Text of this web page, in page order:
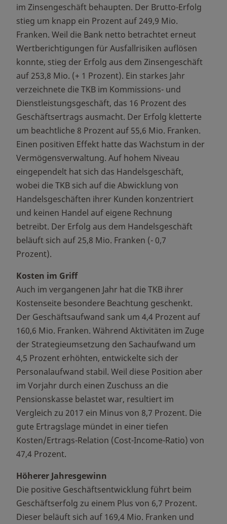
im Zinsengeschäft behaupten. Der Brutto-Erfolg
stieg um knapp ein Prozent auf 249,9 Mio.
Franken. Weil die Bank netto betrachtet erneut
Wertberichtigungen für Ausfallrisiken auflösen
konnte, stieg der Erfolg aus dem Zinsengeschäft
auf 253,8 Mio. (+ 1 Prozent). Ein starkes Jahr
verzeichnete die TKB im Kommissions- und
Dienstleistungsgeschäft, das 16 Prozent des
Geschäftsertrags ausmacht. Der Erfolg kletterte
um beachtliche 8 Prozent auf 55,6 Mio. Franken.
Einen positiven Effekt hatte das Wachstum in der
Vermögensverwaltung. Auf hohem Niveau
eingependelt hat sich das Handelsgeschäft,
wobei die TKB sich auf die Abwicklung von
Handelsgeschäften ihrer Kunden konzentriert
und keinen Handel auf eigene Rechnung
betreibt. Der Erfolg aus dem Handelsgeschäft
beläuft sich auf 25,8 Mio. Franken (- 0,7
Prozent).
Kosten im Griff
Auch im vergangenen Jahr hat die TKB ihrer
Kostenseite besondere Beachtung geschenkt.
Der Geschäftsaufwand sank um 4,4 Prozent auf
160,6 Mio. Franken. Während Aktivitäten im Zuge
der Strategieumsetzung den Sachaufwand um
4,5 Prozent erhöhten, entwickelte sich der
Personalaufwand stabil. Weil diese Position aber
im Vorjahr durch einen Zuschuss an die
Pensionskasse belastet war, resultiert im
Vergleich zu 2017 ein Minus von 8,7 Prozent. Die
gute Ertragslage mündet in einer tiefen
Kosten/Ertrags-Relation (Cost-Income-Ratio) von
47,4 Prozent.
Höherer Jahresgewinn
Die positive Geschäftsentwicklung führt beim
Geschäftserfolg zu einem Plus von 6,7 Prozent.
Dieser beläuft sich auf 169,4 Mio. Franken und